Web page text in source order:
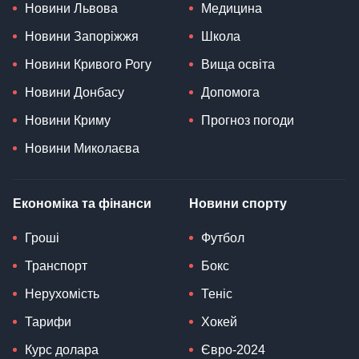
Новини Львова
Новини Запоріжжя
Новини Кривого Рогу
Новини Донбасу
Новини Криму
Новини Миколаєва
Медицина
Школа
Вища освіта
Допомога
Прогноз погоди
Економіка та фінанси
Гроші
Транспорт
Нерухомість
Тарифи
Курс долара
Новини спорту
Футбол
Бокс
Теніс
Хокей
Євро-2024